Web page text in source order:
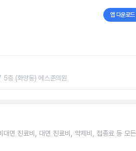
앱 다운로드
층 (화양동) 에스준의원
대면 진료비, 대면 진료비, 약제비, 접종료 등 모